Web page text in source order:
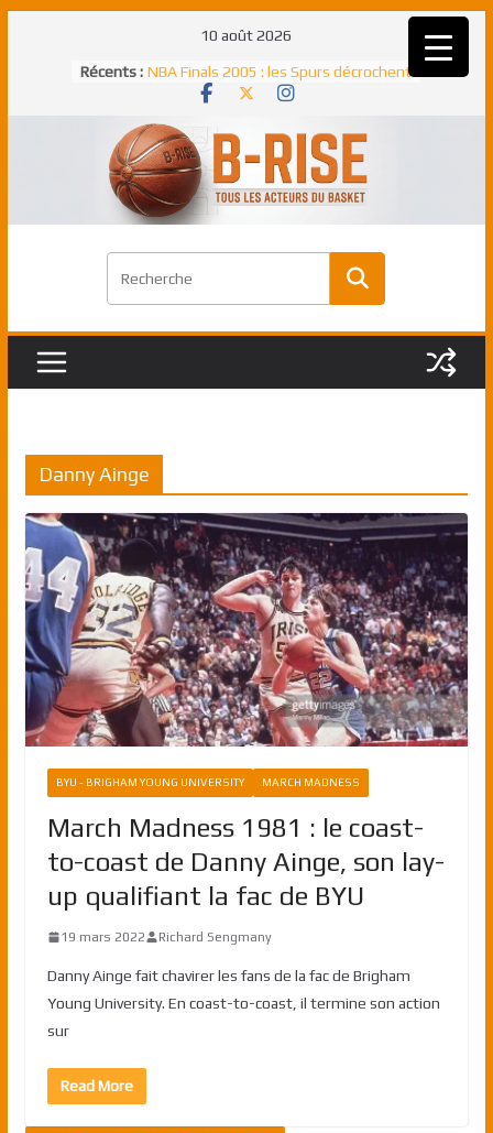
10 août 2026
Récents : NBA Finals 2005 : les Spurs décrochent
un troisième titre NBA, la rude bataille
NBA Finals 2021 : les Bucks et Giannis
Antetokounmpo triomphent, le Greek
Freek élu MVP
Shai Gilgeous-Alexander : son premier
match à plus de 40 points en NBA, le
Pau Gasol dans l’histoire en 2002 :
premier européen sacré Rookie de
Rudy Gobert, deuxième Français élu
Danny Ainge
BYU - BRIGHAM YOUNG UNIVERSITY MARCH MADNESS
March Madness 1981 : le coast-
to-coast de Danny Ainge, son lay-
up qualifiant la fac de BYU
19 mars 2022 Richard Sengmany
Danny Ainge fait chavirer les fans de la fac de Brigham
Young University. En coast-to-coast, il termine son action
sur
Read More